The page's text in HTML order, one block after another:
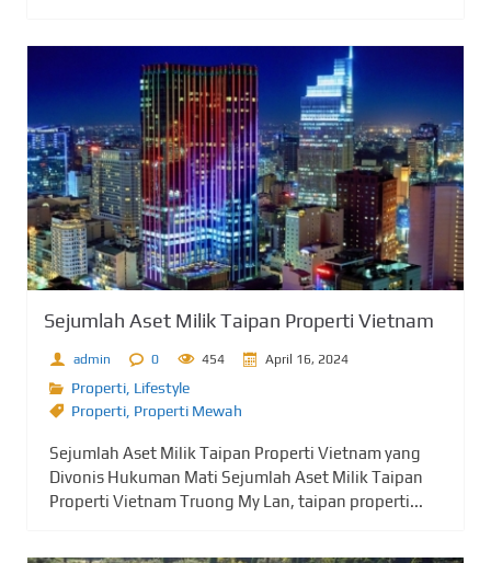
Sejumlah Aset Milik Taipan Properti Vietnam
admin 0 454 April 16, 2024
Properti, Lifestyle
Properti, Properti Mewah
Sejumlah Aset Milik Taipan Properti Vietnam yang
Divonis Hukuman Mati Sejumlah Aset Milik Taipan
Properti Vietnam Truong My Lan, taipan properti...